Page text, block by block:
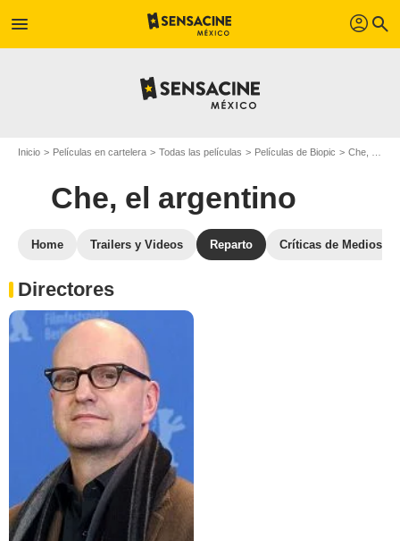
menu profil search
Inicio Películas en cartelera Todas las películas Películas de Biopic Che, el argentino
Che, el argentino
Home Trailers y Videos Reparto Críticas de Medios
Directores